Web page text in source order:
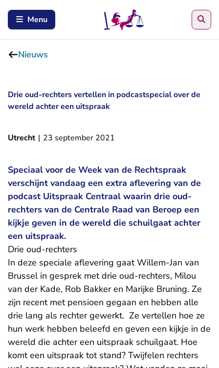
Menu
Nieuws
Drie oud-rechters vertellen in podcastspecial over de
wereld achter een uitspraak
Utrecht | 23 september 2021
Speciaal voor de Week van de Rechtspraak
verschijnt vandaag een extra aflevering van de
podcast Uitspraak Centraal waarin drie oud-
rechters van de Centrale Raad van Beroep een
kijkje geven in de wereld die schuilgaat achter
een uitspraak.
Drie oud-rechters
In deze speciale aflevering gaat Willem-Jan van
Brussel in gesprek met drie oud-rechters, Milou
van der Kade, Rob Bakker en Marijke Bruning. Ze
zijn recent met pensioen gegaan en hebben alle
drie lang als rechter gewerkt. Ze vertellen hoe ze
hun werk hebben beleefd en geven een kijkje in de
wereld die achter een uitspraak schuilgaat. Hoe
komt een uitspraak tot stand? Twijfelen rechters